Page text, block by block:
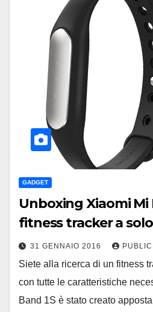
GADGET
Unboxing Xiaomi Mi
fitness tracker a
31 GENNAIO 2016
Siete alla ricerca di un fitness
con tutte le caratteristiche
Band 1S è stato creato